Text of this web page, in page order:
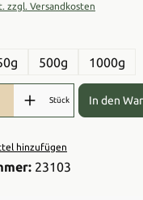
zzgl. Versandkosten
500g 1000g
Gib den gewünschten
Stück In den
hinzufügen
23103